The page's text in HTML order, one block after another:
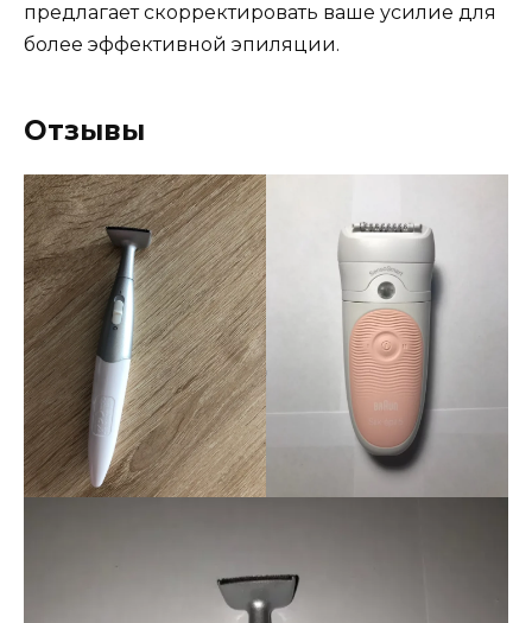
предлагает скорректировать ваше усилие для
более эффективной эпиляции.
Отзывы